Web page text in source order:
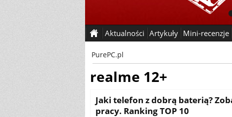
Aktualności Artykuły Mini-recenzje
PurePC.pl
realme 12+
Jaki telefon z dobrą baterią?
pracy. Ranking TOP 10